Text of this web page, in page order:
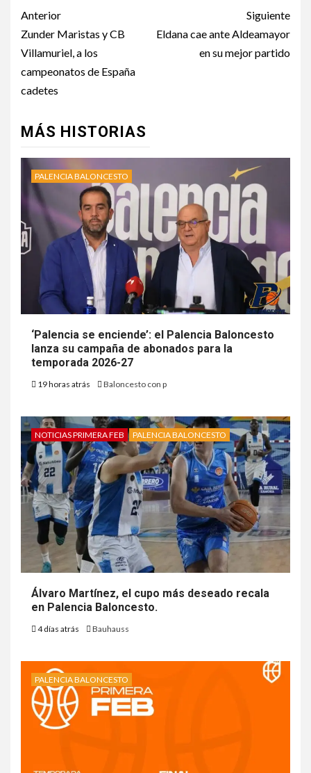
Anterior
Zunder Maristas y CB
Villamuriel, a los
campeonatos de España
cadetes
Siguiente
Eldana cae ante Aldeamayor
en su mejor partido
MÁS HISTORIAS
PALENCIA BALONCESTO
‘Palencia se enciende’: el Palencia Baloncesto
lanza su campaña de abonados para la
temporada 2026-27
19 horas atrás Baloncesto con p
NOTICIAS PRIMERA FEB PALENCIA BALONCESTO
Álvaro Martínez, el cupo más deseado recala
en Palencia Baloncesto.
4 días atrás Bauhauss
PALENCIA BALONCESTO